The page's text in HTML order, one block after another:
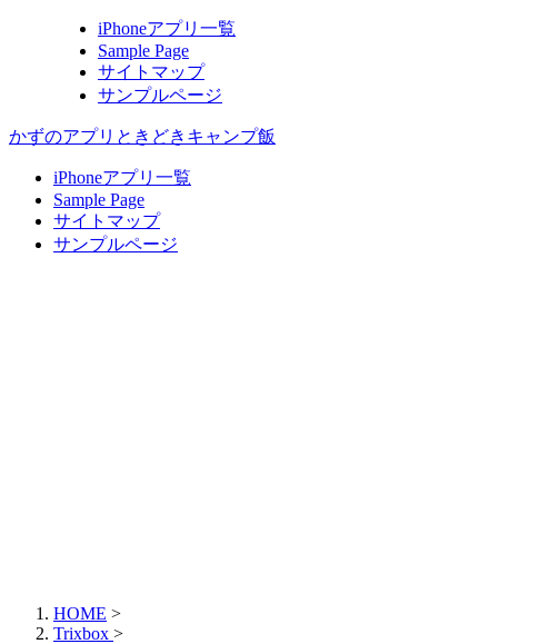
iPhoneアプリ一覧
Sample Page
サイトマップ
サンプルページ
かずのアプリときどきキャンプ飯
iPhoneアプリ一覧
Sample Page
サイトマップ
サンプルページ
HOME >
Trixbox >